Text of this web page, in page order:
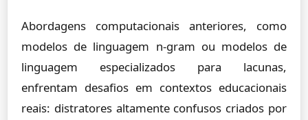
Abordagens computacionais anteriores, como
modelos de linguagem n-gram ou modelos de
linguagem especializados para lacunas,
enfrentam desafios em contextos educacionais
reais: distratores altamente confusos criados por